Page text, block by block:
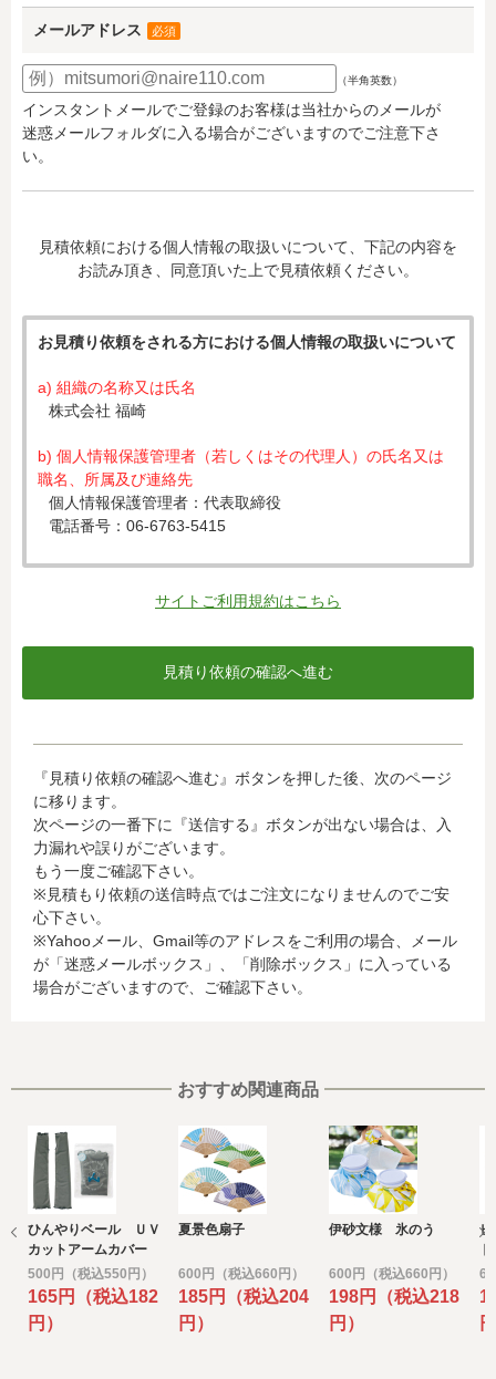
メールアドレス 必須
（半角英数）
インスタントメールでご登録のお客様は当社からのメールが
迷惑メールフォルダに入る場合がございますのでご注意下さ
い。
見積依頼における個人情報の取扱いについて、下記の内容を
お読み頂き、同意頂いた上で見積依頼ください。
お見積り依頼をされる方における個人情報の取扱いについて
a) 組織の名称又は氏名
株式会社 福崎
b) 個人情報保護管理者（若しくはその代理人）の氏名又は
職名、所属及び連絡先
個人情報保護管理者：代表取締役
電話番号：06-6763-5415
c) 個人情報の利用目的
入力された個人情報は、お見積り依頼への対応のために利
d) 個人情報の第三者提供について
当社がお客様から収集した以下の個人情報等は、カード発
行会社が行う不正利用検知・防止のために、お客様が利用
されているカード発行会社へ提供させていただきます。(氏
名、電話番号、email アドレス、インターネット利用環境
に関する情報等)
お客様が利用されているカード発行会社が外国にある場
合、これらの情報は当該発行会社が所属する国に移転され
る場合があります。当社では、お客様から収集した情報か
らは、ご利用のカード発行会社及び当該会社が所在する国
を特定することができないため、以下の個人情報保護措置
・発行会社の個人情報保護の措置
なお、個人情報保護委員会のホームページ
(https://www.ppc.go.jp/)では、各国における個人情報保護
制度に関する情報について掲載されています。
お客様が未成年の場合、親権者または後見人の承諾を得た
上で、本サービスを利用するものとします。
e) 個人情報の取扱いの委託について
取得した個人情報の取扱いの全部又は、一部を委託するこ
とがあります。
その場合には、当社において最善の考慮を行います。
サイトご利用規約はこちら
『見積り依頼の確認へ進む』ボタンを押した後、次のページ
に移ります。
次ページの一番下に『送信する』ボタンが出ない場合は、入
力漏れや誤りがございます。
もう一度ご確認下さい。
※見積もり依頼の送信時点ではご注文になりませんのでご安
心下さい。
※Yahooメール、Gmail等のアドレスをご利用の場合、メール
が「迷惑メールボックス」、「削除ボックス」に入っている
場合がございますので、ご確認下さい。
おすすめ関連商品
ひんやりベール ＵＶ
カットアームカバー
500円（税込550円）
165円（税込182
円）
夏景色扇子
600円（税込660円）
185円（税込204
円）
伊砂文様 氷のう
600円（税込660円）
198円（税込218
円）
ヒ